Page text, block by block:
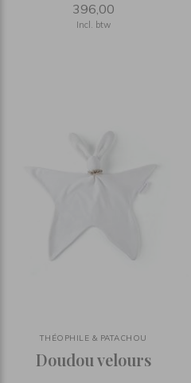
396,00
Incl. btw
THÉOPHILE & PATACHOU
Doudou velours